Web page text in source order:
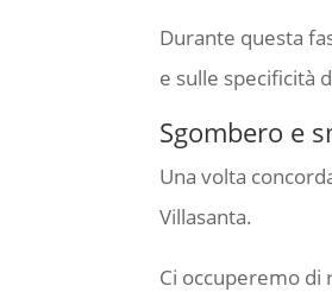
Durante questa
e sulle specificità
Sgombero e
Una volta
Villasanta.
Ci occuperemo di